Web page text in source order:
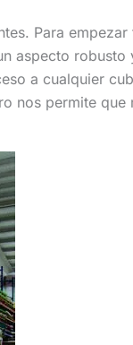
Para empezar
aspecto robusto
a cualquier
nos permite que